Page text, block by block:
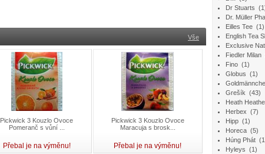
Vše
Pickwick 3 Kouzlo Ovoce
Pomeranč s vůní ...
Přebal je na výměnu!
Pickwick 3 Kouzlo Ovoce
Maracuja s brosk...
Přebal je na výměnu!
Dr Stuarts
Dr. Müller
Eilles Tee (1)
English Tea
Exclusive
Fiedler Milan
Fino (1)
Globus (1)
Grešík (43)
Heath
Herbex (7)
Hipp (1)
Horeca (5)
Húng Phát
Hyleys (1)